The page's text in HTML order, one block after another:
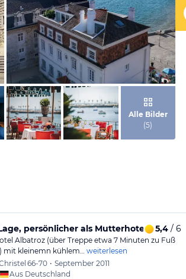
von Expedia
von Expedia
Alle Bilder
(5)
persönlicher als Mutterhotel Albatroz
5,4/ 6
Albatroz (über Treppe etwa 7 Minuten zu Fuß
mit kleinemn kühlem… weiterlesen
66-70 • September 2011
Aus Deutschland